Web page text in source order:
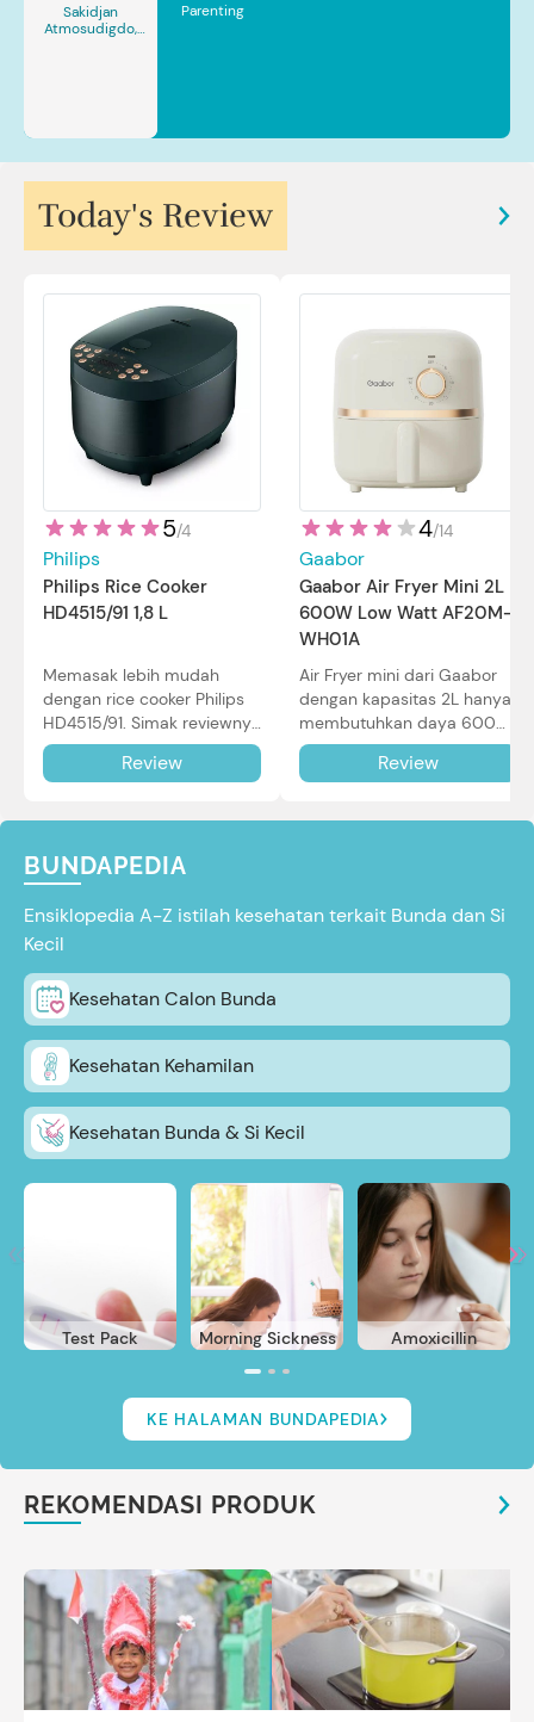
Sakidjan
Atmosudigdo,
Parenting
Today's Review
5/4
Philips
Philips Rice Cooker
HD4515/91 1,8 L
Memasak lebih mudah
dengan rice cooker Philips
HD4515/91. Simak reviewnya
di sini.
Review
4/14
Gaabor
Gaabor Air Fryer Mini 2L
600W Low Watt AF20M-
WH01A
Air Fryer mini dari Gaabor
dengan kapasitas 2L hanya
membutuhkan daya 600W
dalam pemakaian. Simak
review selengkapnya di sini.
Review
BUNDAPEDIA
Ensiklopedia A-Z istilah kesehatan terkait Bunda dan Si
Kecil
Kesehatan Calon Bunda
Kesehatan Kehamilan
Kesehatan Bunda & Si Kecil
Test Pack Morning Sickness Amoxicillin
KE HALAMAN BUNDAPEDIA
REKOMENDASI PRODUK